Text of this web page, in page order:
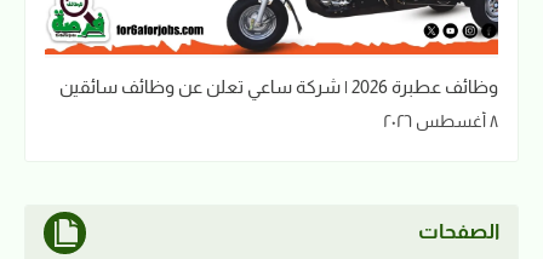
وظائف عطبرة 2026 | شركة ساعي تعلن عن وظائف سائقين
٨ أغسطس ٢٠٢٦
الصفحات